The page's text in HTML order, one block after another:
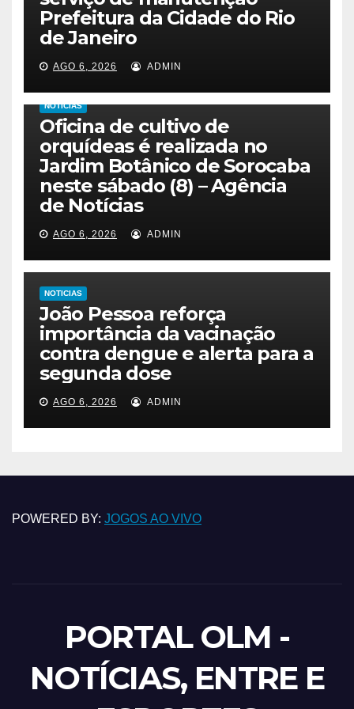
Prefeitura da Cidade do Rio
de Janeiro
AGO 6, 2026 ADMIN
NOTICIAS
Oficina de cultivo de
orquídeas é realizada no
Jardim Botânico de Sorocaba
neste sábado (8) – Agência
de Notícias
AGO 6, 2026 ADMIN
NOTICIAS
João Pessoa reforça
importância da vacinação
contra dengue e alerta para a
segunda dose
AGO 6, 2026 ADMIN
POWERED BY: JOGOS AO VIVO
PORTAL OLM -
NOTÍCIAS, ENTRE E